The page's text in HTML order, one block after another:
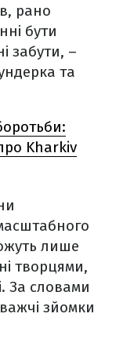
рано
бути
забути, –
та
Kharkiv
лише
творцями,
За словами
зйомки